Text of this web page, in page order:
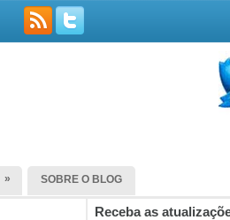
» SOBRE O BLOG
Receba as